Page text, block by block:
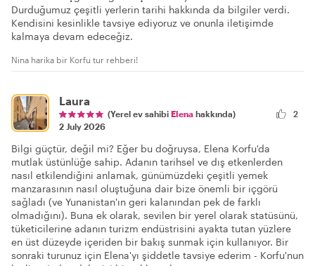
Durduğumuz çeşitli yerlerin tarihi hakkında da bilgiler verdi.
Kendisini kesinlikle tavsiye ediyoruz ve onunla iletişimde
kalmaya devam edeceğiz.
Nina harika bir Korfu tur rehberi!
Laura
(Yerel ev sahibi Elena hakkında)
2 July 2026
2
Bilgi güçtür, değil mi? Eğer bu doğruysa, Elena Korfu'da
mutlak üstünlüğe sahip. Adanın tarihsel ve dış etkenlerden
nasıl etkilendiğini anlamak, günümüzdeki çeşitli yemek
manzarasının nasıl oluştuğuna dair bize önemli bir içgörü
sağladı (ve Yunanistan'ın geri kalanından pek de farklı
olmadığını). Buna ek olarak, sevilen bir yerel olarak statüsünü,
tüketicilerine adanın turizm endüstrisini ayakta tutan yüzlere
en üst düzeyde içeriden bir bakış sunmak için kullanıyor. Bir
sonraki turunuz için Elena'yı şiddetle tavsiye ederim - Korfu'nun